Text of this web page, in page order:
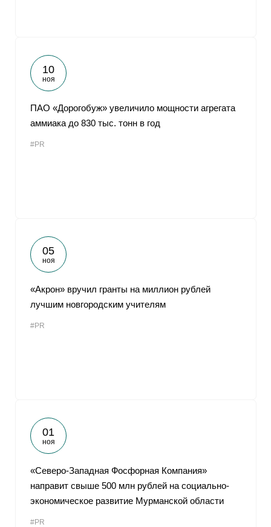
10
ноя
ПАО «Дорогобуж» увеличило мощности агрегата
аммиака до 830 тыс. тонн в год
#PR
05
ноя
«Акрон» вручил гранты на миллион рублей
лучшим новгородским учителям
#PR
01
ноя
«Северо-Западная Фосфорная Компания»
направит свыше 500 млн рублей на социально-
экономическое развитие Мурманской области
#PR